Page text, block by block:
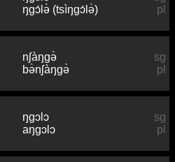
ŋɡɔ́lə̀ (tsìŋɡɔ́lə̀)
pl
nʃàŋɡə̀
sg
bə̀nʃàŋɡə̀
pl
ŋɡɔlɔ
sg
aŋɡɔlɔ
pl